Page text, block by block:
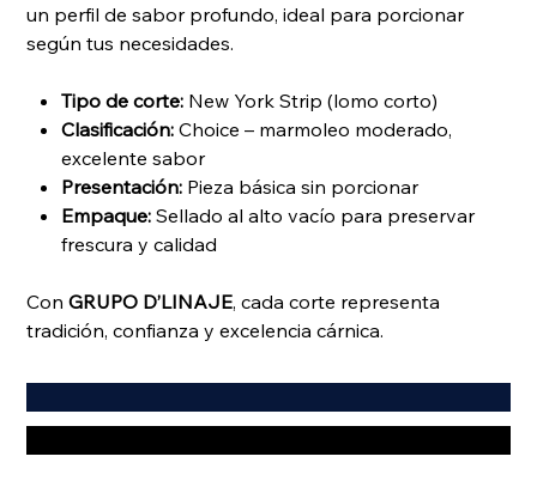
un perfil de sabor profundo, ideal para porcionar
según tus necesidades.
Tipo de corte: New York Strip (lomo corto)
Clasificación: Choice – marmoleo moderado,
excelente sabor
Presentación: Pieza básica sin porcionar
Empaque: Sellado al alto vacío para preservar
frescura y calidad
ConGRUPO D’LINAJE, cada corte representa
tradición, confianza y excelencia cárnica.